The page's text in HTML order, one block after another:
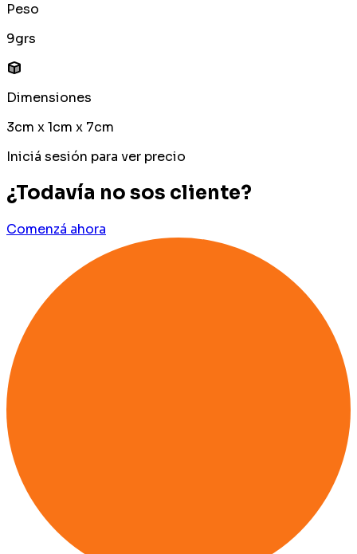
Peso
9grs
Dimensiones
3cm x 1cm x 7cm
Iniciá sesión para ver precio
¿Todavía no sos cliente?
Comenzá ahora